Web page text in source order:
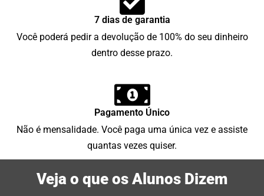
7 dias de garantia
Você poderá pedir a devolução de 100% do seu dinheiro
dentro desse prazo.
Pagamento Único
Não é mensalidade. Você paga uma única vez e assiste
quantas vezes quiser.
Veja o que os Alunos Dizem